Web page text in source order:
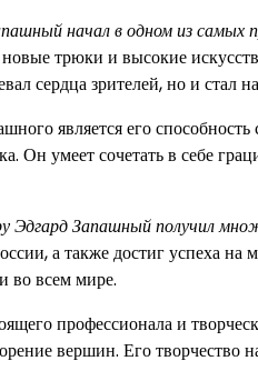
начал в одном из
трюки и высокие
сердца зрителей, но и стал
является его
Он умеет сочетать в себе
Эдгард Запашный получил
а также достиг успеха
во всем мире.
профессионала и
вершин. Его творчество